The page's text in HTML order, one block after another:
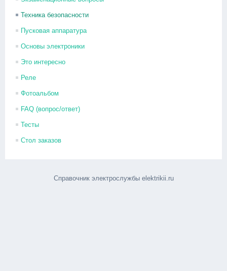
Техника безопасности
Пусковая аппаратура
Основы электроники
Это интересно
Реле
Фотоальбом
FAQ (вопрос/ответ)
Тесты
Стол заказов
Справочник электрослужбы elektrikii.ru